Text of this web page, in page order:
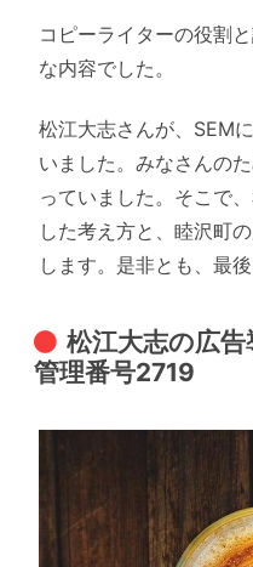
コピーライターの役割
な内容でした。
松江大志さんが、SEM
いました。みなさんの
っていました。そこで
した考え方と、睦沢町
します。是非とも、最
松江大志の広告
管理番号2719